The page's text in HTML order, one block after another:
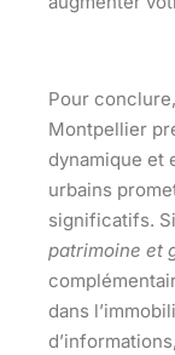
Pour
Montpellier
dynamique et
urbains
significatifs.
patrimoine et
dans